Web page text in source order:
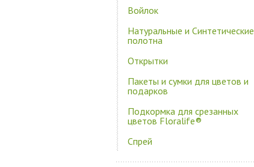
Войлок
Натуральные и Синтетические
полотна
Открытки
Пакеты и сумки для цветов и
подарков
Подкормка для срезанных
цветов Floralife®
Спрей